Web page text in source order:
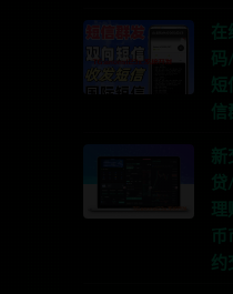
在
码
短
信
新
贷
理
约